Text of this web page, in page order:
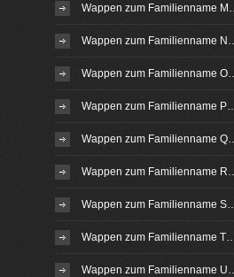
Wappen zum Familienname M…
Wappen zum Familienname N…
Wappen zum Familienname O…
Wappen zum Familienname P…
Wappen zum Familienname Q…
Wappen zum Familienname R…
Wappen zum Familienname S…
Wappen zum Familienname T…
Wappen zum Familienname U…